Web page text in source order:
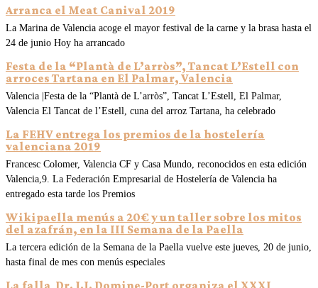
Arranca el Meat Canival 2019
La Marina de Valencia acoge el mayor festival de la carne y la brasa hasta el
24 de junio Hoy ha arrancado
Festa de la “Plantà de L’arròs”, Tancat L’Estell con
arroces Tartana en El Palmar, Valencia
Valencia |Festa de la “Plantà de L’arròs”, Tancat L’Estell, El Palmar,
Valencia El Tancat de l’Estell, cuna del arroz Tartana, ha celebrado
La FEHV entrega los premios de la hostelería
valenciana 2019
Francesc Colomer, Valencia CF y Casa Mundo, reconocidos en esta edición
Valencia,9. La Federación Empresarial de Hostelería de Valencia ha
entregado esta tarde los Premios
Wikipaella menús a 20€ y un taller sobre los mitos
del azafrán, en la III Semana de la Paella
La tercera edición de la Semana de la Paella vuelve este jueves, 20 de junio,
hasta final de mes con menús especiales